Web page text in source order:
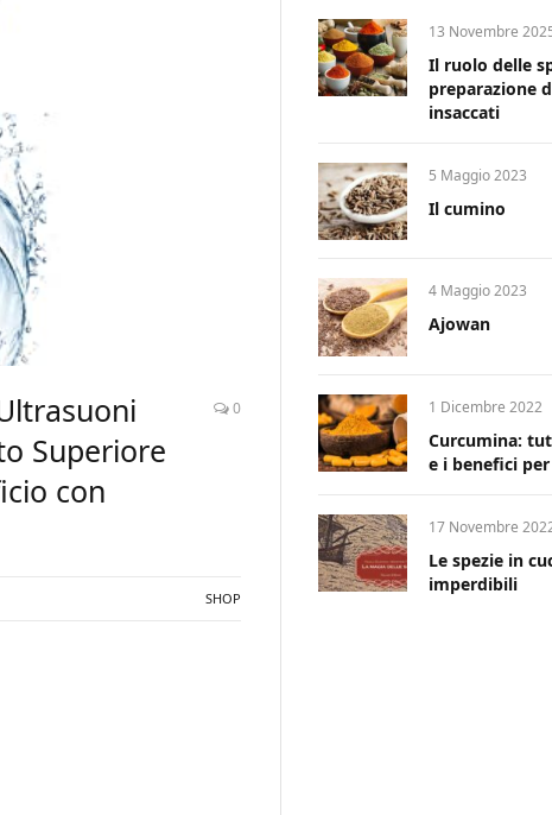
Superiore
con
0
SHOP
13 Novembre
Il ruolo delle
preparazione
insaccati
5 Maggio 2023
Il cumino
4 Maggio 2023
Ajowan
1 Dicembre 2022
Curcumina:
e i benefici
17 Novembre
Le spezie in
imperdibili